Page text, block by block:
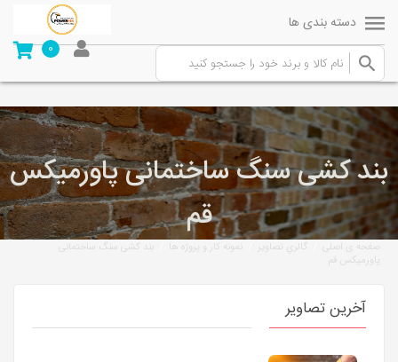
دسته بندی ها
0
بند کشی سنگ ساختمانی پاورمیکس
قم
صفحه ی اصلی گالري تصاوير نمونه کار و پروژه ها
بند کشی سنگ ساختمانی
پاورمیکس قم
آخرین تصاویر